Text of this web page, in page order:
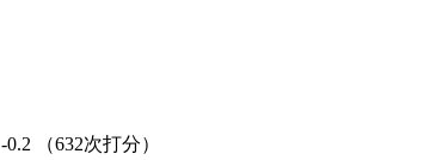
-0.2 （632次打分）